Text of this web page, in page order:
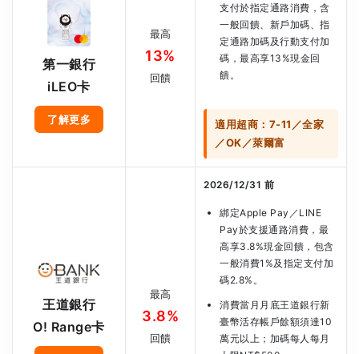
第一銀行
iLEO卡
了解更多
最高
13%
回饋
支付於指定通路消費，含
一般回饋、新戶加碼、指
定通路加碼及行動支付加
碼，最高享13%現金回
饋。
適用超商：7-11／全家
／OK／萊爾富
王道銀行
O! Range卡
最高
3.8%
回饋
2026/12/31 前
綁定Apple Pay／LINE
Pay於支援通路消費，最
高享3.8%現金回饋，包含
一般消費1%及指定支付加
碼2.8%。
消費當月月底王道銀行新
臺幣活存帳戶餘額須達10
萬元以上；加碼每人每月